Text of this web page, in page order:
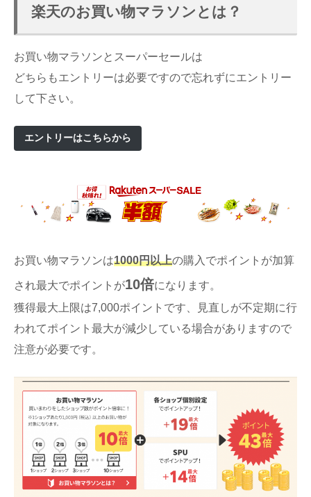
楽天のお買い物マラソンとは？
お買い物マラソンとスーパーセールは
どちらもエントリーは必要ですので忘れずにエントリー
して下さい。
エントリーはこちらから
お買い物マラソンは1000円以上の購入でポイントが加算
され最大でポイントが10倍になります。
獲得最大上限は7,000ポイントです、見直しが不定期に行
われてポイント最大が減少している場合がありますので
注意が必要です。